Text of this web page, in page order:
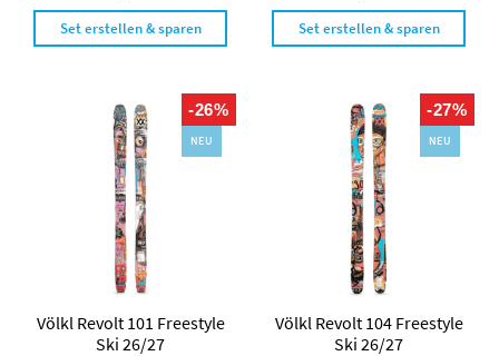
Set erstellen & sparen Set erstellen & sparen
-26%
NEU
Völkl Revolt 101 Freestyle
Ski 26/27
-27%
NEU
Völkl Revolt 104 Freestyle
Ski 26/27